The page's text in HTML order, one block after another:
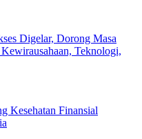
Digelar, Dorong Masa
Teknologi,
Kesehatan Finansial